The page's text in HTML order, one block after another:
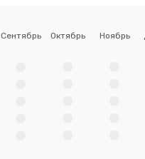
Сентябрь Октябрь Ноябрь